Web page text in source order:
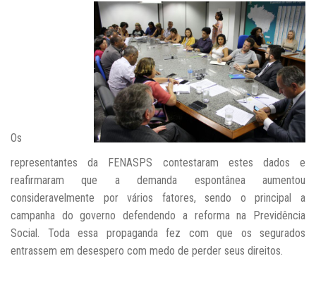
Os
representantes da FENASPS contestaram estes dados e
reafirmaram que a demanda espontânea aumentou
consideravelmente por vários fatores, sendo o principal a
campanha do governo defendendo a reforma na Previdência
Social. Toda essa propaganda fez com que os segurados
entrassem em desespero com medo de perder seus direitos.